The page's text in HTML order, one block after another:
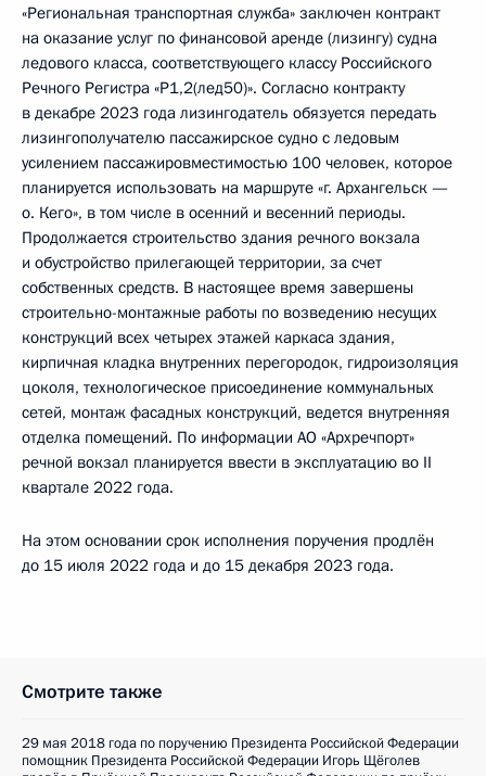
«Региональная транспортная служба» заключен контракт
на оказание услуг по финансовой аренде (лизингу) судна
ледового класса, соответствующего классу Российского
Речного Регистра «Р1,2(лед50)». Согласно контракту
в декабре 2023 года лизингодатель обязуется передать
лизингополучателю пассажирское судно с ледовым
усилением пассажировместимостью 100 человек, которое
планируется использовать на маршруте «г. Архангельск —
о. Кего», в том числе в осенний и весенний периоды.
Продолжается строительство здания речного вокзала
и обустройство прилегающей территории, за счет
собственных средств. В настоящее время завершены
строительно-монтажные работы по возведению несущих
конструкций всех четырех этажей каркаса здания,
кирпичная кладка внутренних перегородок, гидроизоляция
цоколя, технологическое присоединение коммунальных
сетей, монтаж фасадных конструкций, ведется внутренняя
отделка помещений. По информации АО «Архречпорт»
речной вокзал планируется ввести в эксплуатацию во II
квартале 2022 года.
На этом основании срок исполнения поручения продлён
до 15 июля 2022 года и до 15 декабря 2023 года.
Смотрите также
29 мая 2018 года по поручению Президента Российской Федерации
помощник Президента Российской Федерации Игорь Щёголев